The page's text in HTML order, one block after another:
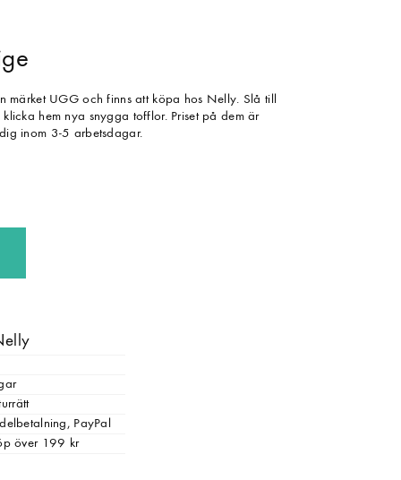
märket UGG och finns att köpa hos Nelly. Slå till
hem nya snygga tofflor. Priset på dem är
inom 3-5 arbetsdagar.
PayPal
över 199 kr